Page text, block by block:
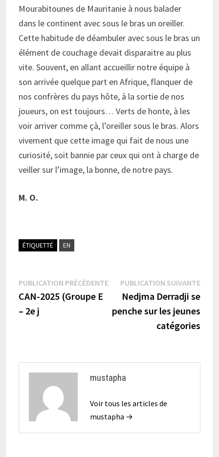
Mourabitounes de Mauritanie à nous balader
dans le continent avec sous le bras un oreiller.
Cette habitude de déambuler avec sous le bras un
élément de couchage devait disparaitre au plus
vite. Souvent, en allant accueillir notre équipe à
son arrivée quelque part en Afrique, flanquer de
nos confrères du pays hôte, à la sortie de nos
joueurs, on est toujours… Verts de honte, à les
voir arriver comme çà, l’oreiller sous le bras. Alors
vivement que cette image qui fait de nous une
curiosité, soit bannie par ceux qui ont à charge de
veiller sur l’image, la bonne, de notre pays.
M. O.
ÉTIQUETTÉ EN
Navigation
de
l’article
PUBLICATION PRÉCÉDENTEPublication
précédente :
CAN-2025 (Groupe E
– 2e j
PUBLICATION SUIVANTE
Nedjma Derradji se
penche sur les jeunes
catégories
mustapha
Voir tous les articles de
mustapha →